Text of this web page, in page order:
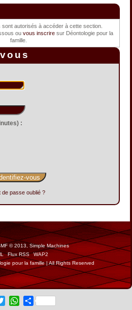
autorisés à accéder à cette section.
ou vous inscrire sur Déontologie pour la
famille.
:
de passe oublié ?
© 2013, Simple Machines
Flux RSS
WAP2
pour la famille | All Rights Reserved
Twitter WhatsApp
Share